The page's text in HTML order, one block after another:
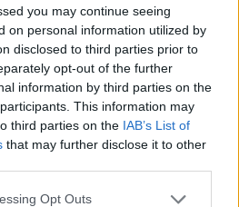
you may continue seeing
on personal information utilized by
disclosed to third parties prior to
opt-out of the further
information by third parties on the
This information may
third parties on the IAB’s List of
that may further disclose it to other
app uses one or more Google
Opt Outs
domina con il 56,7%